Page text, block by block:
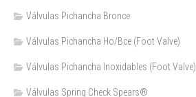
Válvulas Pichancha Bronce
Válvulas Pichancha Ho/Bce (Foot Valve)
Válvulas Pichancha Inoxidables (Foot Valve)
Válvulas Spring Check Spears®